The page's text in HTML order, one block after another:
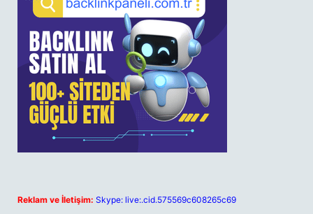
Reklam ve İletişim: Skype: live:.cid.575569c608265c69